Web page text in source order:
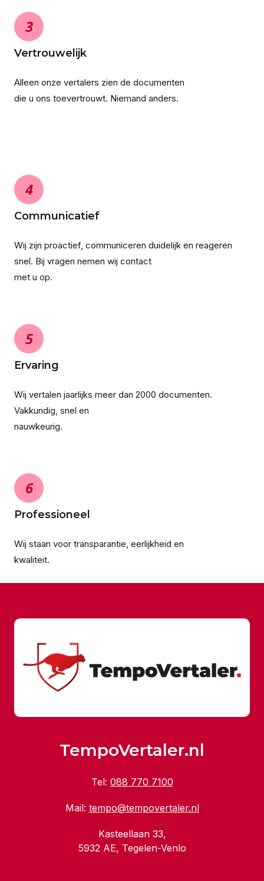
3
Vertrouwelijk
Alleen onze vertalers zien de documenten
die u ons toevertrouwt. Niemand anders.
4
Communicatief
Wij zijn proactief, communiceren duidelijk en reageren
snel. Bij vragen nemen wij contact
met u op.
5
Ervaring
Wij vertalen jaarlijks meer dan 2000 documenten.
Vakkundig, snel en
nauwkeurig.
6
Professioneel
Wij staan voor transparantie, eerlijkheid en
kwaliteit.
TempoVertaler.nl
Tel: 088 770 7100
Mail: tempo@tempovertaler.nl
Kasteellaan 33,
5932 AE, Tegelen-Venlo